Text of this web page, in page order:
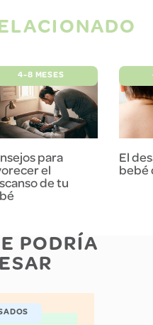
4-8 MESES
para
el
de tu
El
bebé
PODRÍA